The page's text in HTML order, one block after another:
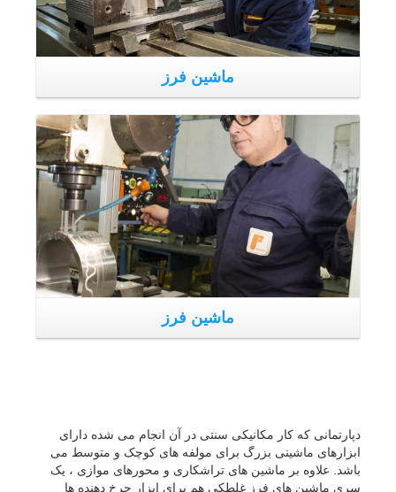
ماشین فرز
دپارتمانی که کار مکانیکی سنتی در آن انجام می شده دارای
ابزارهای ماشینی بزرگ برای مولفه های کوچک و متوسط می
باشد. علاوه بر ماشین های تراشکاری و محورهای موازی ، یک
سری ماشین های فرز غلطکی هم برای ابزار چرخ دهنده ها
استفاده می شود.